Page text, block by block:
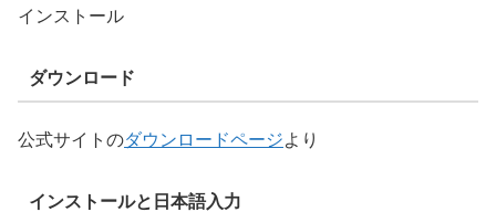
インストール
ダウンロード
公式サイトのダウンロードページより
インストールと日本語入力